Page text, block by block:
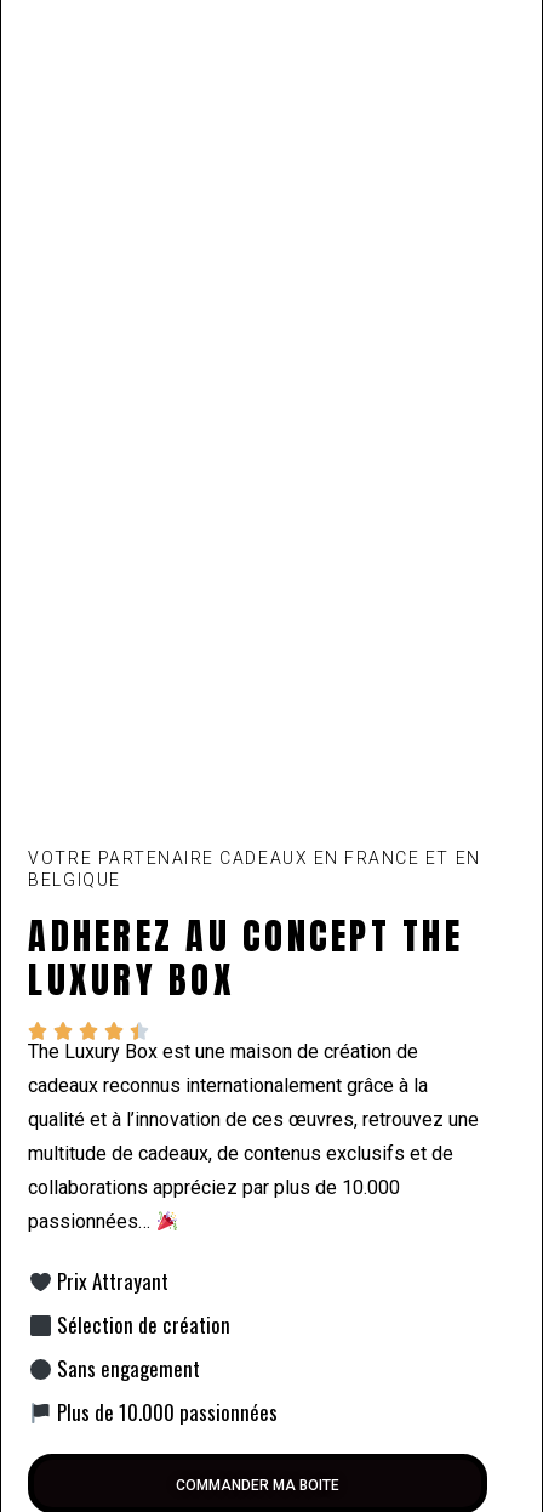
VOTRE PARTENAIRE CADEAUX EN FRANCE ET EN
BELGIQUE
ADHEREZ AU CONCEPT THE
LUXURY BOX
    
The Luxury Box est une maison de création de
cadeaux reconnus internationalement grâce à la
qualité et à l’innovation de ces œuvres, retrouvez une
multitude de cadeaux, de contenus exclusifs et de
collaborations appréciez par plus de 10.000
passionnées…
Prix Attrayant
Sélection de création
Sans engagement
Plus de 10.000 passionnées
COMMANDER MA BOITE